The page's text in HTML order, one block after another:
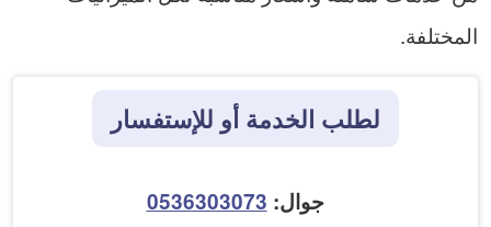
المختلفة.
لطلب الخدمة أو للإستفسار
جوال: 0536303073